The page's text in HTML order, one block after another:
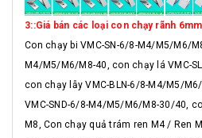
3::Giá bán các loại con chạy rãnh
Con chạy bi VMC-SN-6/8-M4/M5/M6/
M4/M5/M6/M8-40, con chạy lá VMC-
con chạy lẫy VMC-BLN-6/8-M4/M5/
VMC-SND-6/8-M4/M5/M6/M8-30/40,
M8, Con chạy quả trám ren M4 / Ren